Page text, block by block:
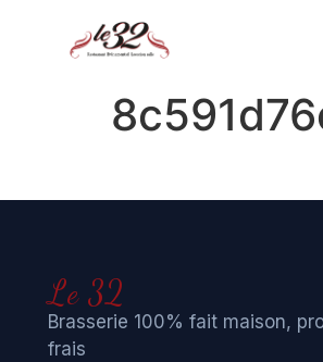
Le 32
Brasserie 100% fait maison,
frais